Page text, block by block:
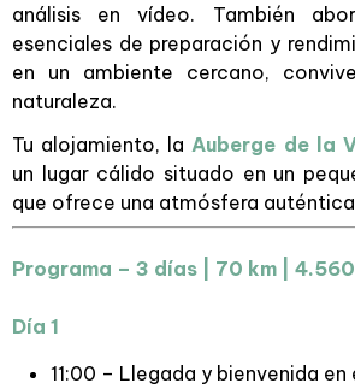
análisis en vídeo. También
esenciales de preparación y
en un ambiente cercano,
naturaleza.
Tu alojamiento, la Auberge de la
un lugar cálido situado en un
que ofrece una atmósfera
Programa – 3 días | 70 km | 4.560
Día 1
11:00 – Llegada y bienvenida